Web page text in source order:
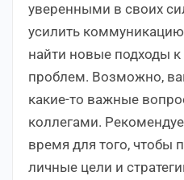
уверенными в своих
усилить
найти новые подходы
проблем. Возможно,
какие-то важные
коллегами.
время для того, чтобы
личные цели и